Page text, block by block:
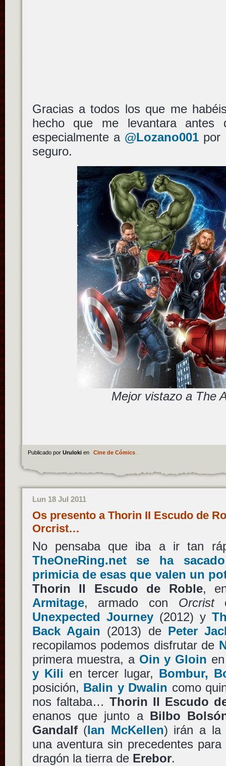
Gracias a todos los que me
hecho que me levantara
especialmente a @Lozano001 por
seguro.
Mejor vistazo a The
Publicado por Uruloki en Cine de Cómics.
Lun 18 Jul 2011
Os presento a Thorin II Escudo de
Orcrist…
No pensaba que iba a ir tan
TheOneRing.net se ha
primicia de esas que valen un
Thorin II Escudo de Roble,
Armitage, armado con Orcrist
Unexpected Journey(2012) y
Back Again (2013) de Peter
recopilamos podemos disfrutar de
primera muestra, a Oin y Gloin
y Kili en tercer lugar, Bombur,
posición, Balin y Dwalin como
nos faltaba… Thorin II Escudo
enanos que junto a Bilbo
Gandalf(Ian McKellen) irán a
una aventura sin precedentes
dragón la tierra de Erebor.